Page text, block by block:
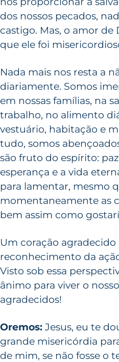
dos nossos pecados,
castigo. Mas, o amor de
que ele foi
Nada mais nos resta a
diariamente. Somos
em nossas famílias, na
trabalho, no alimento
vestuário, habitação e
tudo, somos
são fruto do espírito:
esperança e a vida
para lamentar, mesmo
momentaneamente as
bem assim como
Um coração agradecido
reconhecimento da
Visto sob essa
ânimo para viver o
agradecidos!
Oremos: Jesus, eu te
grande misericórdia
de mim, se não fosse o